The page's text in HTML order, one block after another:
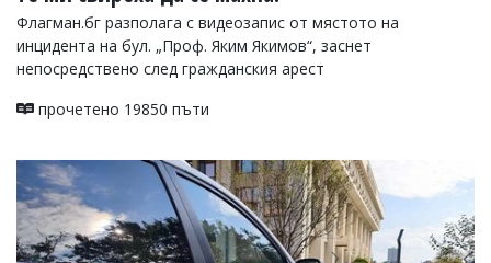
Флагман.бг разполага с видеозапис от мястото на
инцидента на бул. „Проф. Яким Якимов“, заснет
непосредствено след гражданския арест
прочетено 19850 пъти